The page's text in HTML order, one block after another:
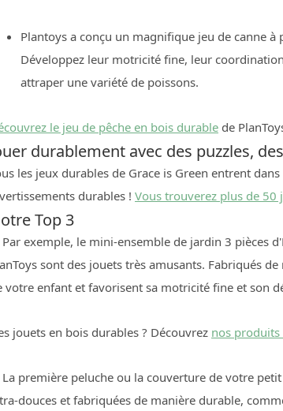
Plantoys a conçu un magnifique jeu de canne
Développez leur motricité fine, leur
attraper une variété de poissons.
le jeu de pêche en bois durable de
durablement avec des puzzles,
les jeux durables de Grace is Green entrent
durables ! Vous trouverez plus de 50
Top 3
Par exemple, le mini-ensemble de jardin 3 pièces
sont des jouets très amusants. Fabriqués
votre enfant et favorisent sa motricité fine et son
jouets en bois durables ? Découvrez nos produits
première peluche ou la couverture de votre
douces et fabriquées de manière durable,